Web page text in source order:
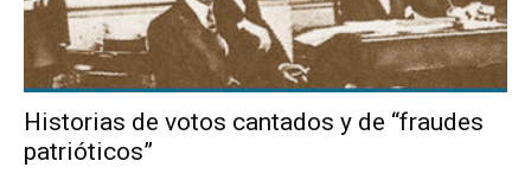
Historias de votos cantados y de “fraudes
patrióticos”